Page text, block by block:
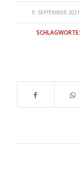
9. SEPTEMBER 2021
/
SCHLAGWORTE: